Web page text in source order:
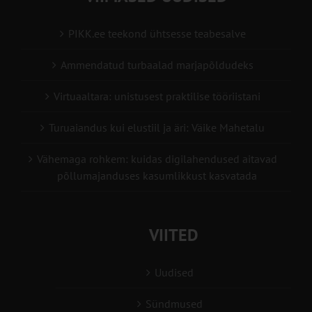
PIKK.ee teekond ühtsesse teabesalve
Ammendatud turbaalad marjapõldudeks
Virtuaaltara: unistusest praktilise tööriistani
Turuaiandus kui elustiil ja äri: Väike Mahetalu
Vähemaga rohkem: kuidas digilahendused aitavad
põllumajanduses kasumlikkust kasvatada
VIITED
Uudised
Sündmused